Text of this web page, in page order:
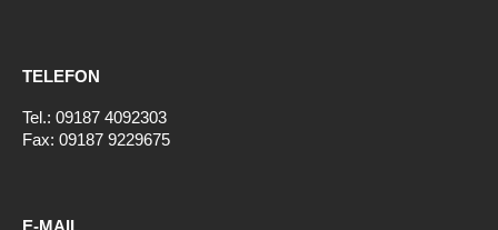
TELEFON
Tel.: 09187 4092303
Fax: 09187 9229675
E-MAIL